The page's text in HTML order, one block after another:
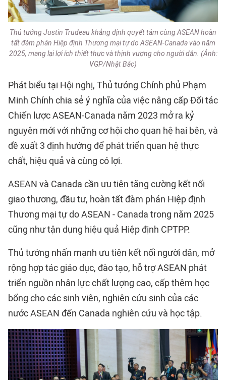
Thủ tướng Justin Trudeau khẳng định quyết tâm cùng ASEAN hoàn
tất đàm phán Hiệp định Thương mại tự do ASEAN-Canada vào năm
2025, mang lại lợi ích thiết thực và thịnh vượng cho người dân. (Ảnh:
VGP/Nhật Bắc)
Phát biểu tại Hội nghị, Thủ tướng Chính phủ Phạm
Minh Chính chia sẻ ý nghĩa của việc nâng cấp Đối tác
Chiến lược ASEAN-Canada năm 2023 mở ra kỷ
nguyên mới với những cơ hội cho quan hệ hai bên, và
đề xuất 3 định hướng để phát triển quan hệ thực
chất, hiệu quả và cùng có lợi.
ASEAN và Canada cần ưu tiên tăng cường kết nối
giao thương, đầu tư, hoàn tất đàm phán Hiệp định
Thương mại tự do ASEAN - Canada trong năm 2025
cũng như tận dụng hiệu quả Hiệp định CPTPP.
Thủ tướng nhấn mạnh ưu tiên kết nối người dân, mở
rộng hợp tác giáo dục, đào tạo, hỗ trợ ASEAN phát
triển nguồn nhân lực chất lượng cao, cấp thêm học
bổng cho các sinh viên, nghiên cứu sinh của các
nước ASEAN đến Canada nghiên cứu và học tập.